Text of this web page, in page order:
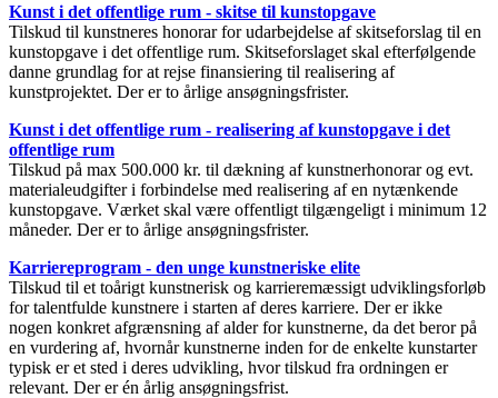
Kunst i det offentlige rum - skitse til kunstopgave
Tilskud til kunstneres honorar for udarbejdelse af skitseforslag til en
kunstopgave i det offentlige rum. Skitseforslaget skal efterfølgende
danne grundlag for at rejse finansiering til realisering af
kunstprojektet. Der er to årlige ansøgningsfrister.
Kunst i det offentlige rum - realisering af kunstopgave i det
offentlige rum
Tilskud på max 500.000 kr. til dækning af kunstnerhonorar og evt.
materialeudgifter i forbindelse med realisering af en nytænkende
kunstopgave. Værket skal være offentligt tilgængeligt i minimum 12
måneder. Der er to årlige ansøgningsfrister.
Karriereprogram - den unge kunstneriske elite
Tilskud til et toårigt kunstnerisk og karrieremæssigt udviklingsforløb
for talentfulde kunstnere i starten af deres karriere. Der er ikke
nogen konkret afgrænsning af alder for kunstnerne, da det beror på
en vurdering af, hvornår kunstnerne inden for de enkelte kunstarter
typisk er et sted i deres udvikling, hvor tilskud fra ordningen er
relevant. Der er én årlig ansøgningsfrist.